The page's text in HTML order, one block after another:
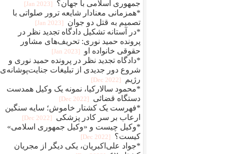
جمهوری اسلامی با جهان؟
[2023 Jan]
*همزمانی معنادار شایعه ترور صلواتی با
تصمیم به قتل دو جوان
[2023 Jan]
*در آستانه تشکیل دادگاه تجدید نظر در
پرونده حمید نوری: تحریف‌های مشاور
حقوقی خانواده او
[2023 Jan]
*دادگاه تجدید نظر در پرونده حمید نوری و
شروع دور جدیدی از تبلیغات جنایت‌پوشانه‌ی
رژیم
[2022 Dec]
*محمود سالارکیا، نمونه یک وکیل همدست
دستگاه قضائی
[2022 Dec]
*فهرست یک کشتار خاموش؛ سایه سنگین
ارعاب بر سر کادر پزشکی
[2022 Dec]
*وکیل چیست و «وکیل جمهوری اسلامی»
کیست؟
[2022 Dec]
*جواد علی‌اکبریان، یکی دیگر از مجریان